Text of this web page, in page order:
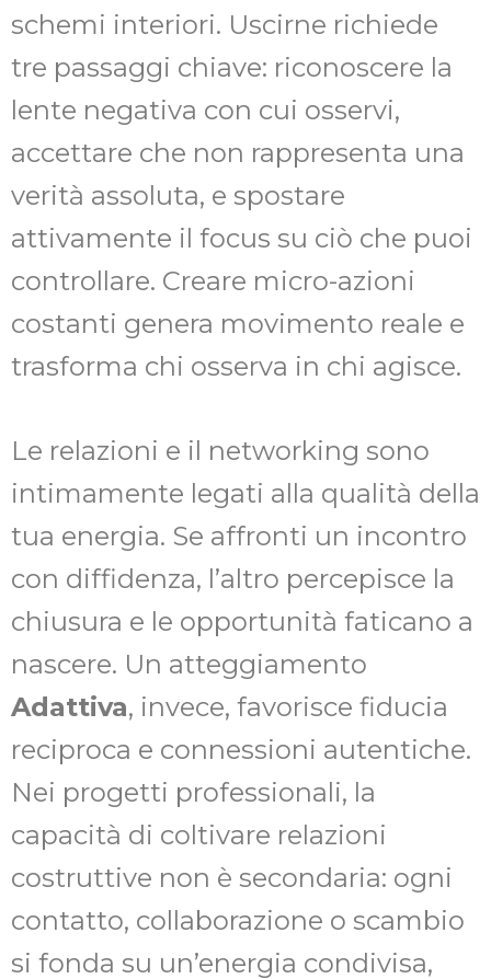
schemi interiori. Uscirne richiede
tre passaggi chiave: riconoscere la
lente negativa con cui osservi,
accettare che non rappresenta una
verità assoluta, e spostare
attivamente il focus su ciò che puoi
controllare. Creare micro-azioni
costanti genera movimento reale e
trasforma chi osserva in chi agisce.
Le relazioni e il networking sono
intimamente legati alla qualità della
tua energia. Se affronti un incontro
con diffidenza, l’altro percepisce la
chiusura e le opportunità faticano a
nascere. Un atteggiamento
Adattiva, invece, favorisce fiducia
reciproca e connessioni autentiche.
Nei progetti professionali, la
capacità di coltivare relazioni
costruttive non è secondaria: ogni
contatto, collaborazione o scambio
si fonda su un’energia condivisa,